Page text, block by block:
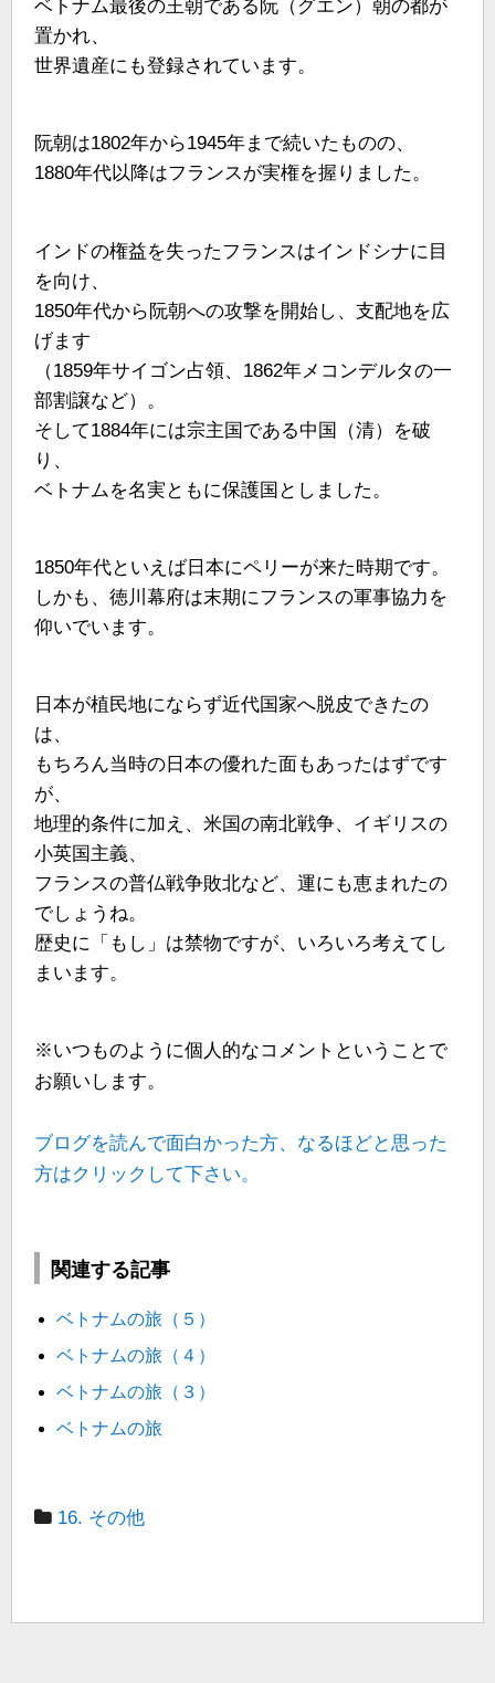
ベトナム最後の王朝である阮（グエン）朝の都が
置かれ、
世界遺産にも登録されています。
阮朝は1802年から1945年まで続いたものの、
1880年代以降はフランスが実権を握りました。
インドの権益を失ったフランスはインドシナに目
を向け、
1850年代から阮朝への攻撃を開始し、支配地を広
げます
（1859年サイゴン占領、1862年メコンデルタの一
部割譲など）。
そして1884年には宗主国である中国（清）を破
り、
ベトナムを名実ともに保護国としました。
1850年代といえば日本にペリーが来た時期です。
しかも、徳川幕府は末期にフランスの軍事協力を
仰いでいます。
日本が植民地にならず近代国家へ脱皮できたの
は、
もちろん当時の日本の優れた面もあったはずです
が、
地理的条件に加え、米国の南北戦争、イギリスの
小英国主義、
フランスの普仏戦争敗北など、運にも恵まれたの
でしょうね。
歴史に「もし」は禁物ですが、いろいろ考えてし
まいます。
※いつものように個人的なコメントということで
お願いします。
ブログを読んで面白かった方、なるほどと思った
方はクリックして下さい。
関連する記事
ベトナムの旅（５）
ベトナムの旅（４）
ベトナムの旅（３）
ベトナムの旅
16. その他